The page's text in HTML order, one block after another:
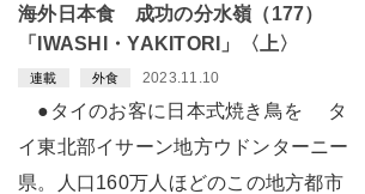
海外日本食 成功の分水嶺（177）
「IWASHI・YAKITORI」〈上〉
連載 外食 2023.11.10
●タイのお客に日本式焼き鳥を タ
イ東北部イサーン地方ウドンターニー
県。人口160万人ほどのこの地方都市